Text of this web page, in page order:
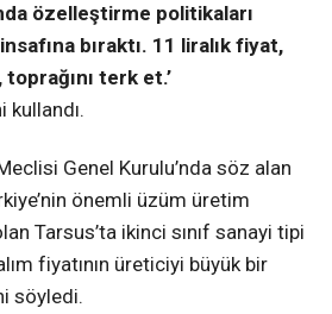
özelleştirme politikaları
bıraktı. 11 liralık fiyat,
terk et.’
kullandı.
Genel Kurulu’nda söz alan
önemli üzüm üretim
Tarsus’ta ikinci sınıf sanayi tipi
fiyatının üreticiyi büyük bir
söyledi.